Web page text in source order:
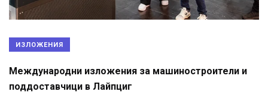
ИЗЛОЖЕНИЯ
Международни изложения за машиностроители и
поддоставчици в Лайпциг